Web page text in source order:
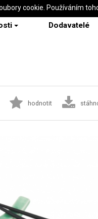
Dodavatelé
hodnotit
cookie. Používáním